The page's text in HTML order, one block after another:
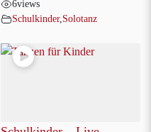
6views
Schulkinder,Solotanz